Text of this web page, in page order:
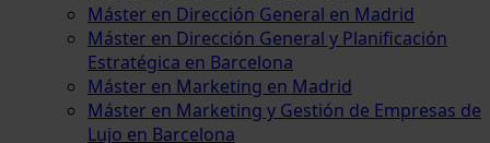
Máster en Dirección General en Madrid
Máster en Dirección General y Planificación
Estratégica en Barcelona
Máster en Marketing en Madrid
Máster en Marketing y Gestión de Empresas de
Lujo en Barcelona